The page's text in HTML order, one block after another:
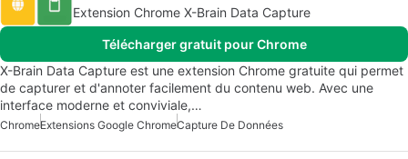
Extension Chrome X-Brain Data Capture
Télécharger gratuit pour Chrome
X-Brain Data Capture est une extension Chrome gratuite qui permet
de capturer et d'annoter facilement du contenu web. Avec une
interface moderne et conviviale,…
ChromeExtensions Google ChromeCapture De Données